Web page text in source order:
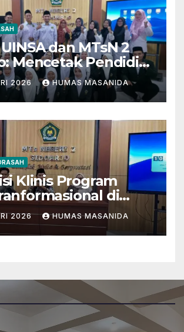
dan MTsN 2
Mencetak Pendidik
Menghadapi
Zaman
2026 HUMAS MASANIDA
Klinis Program
di
Sidoarjo
2026 HUMAS MASANIDA